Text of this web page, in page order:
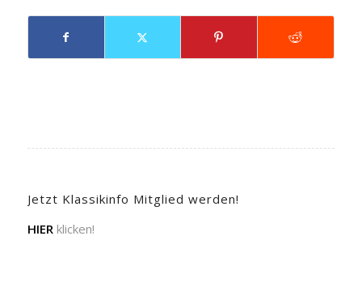
Jetzt Klassikinfo Mitglied werden!
HIER klicken!